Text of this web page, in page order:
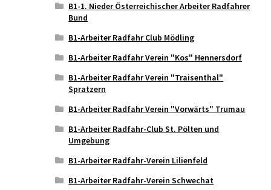
B1-1. Nieder Österreichischer Arbeiter Radfahrer
Bund
B1-Arbeiter Radfahr Club Mödling
B1-Arbeiter Radfahr Verein "Kos" Hennersdorf
B1-Arbeiter Radfahr Verein "Traisenthal"
Spratzern
B1-Arbeiter Radfahr Verein "Vorwärts" Trumau
B1-Arbeiter Radfahr-Club St. Pölten und
Umgebung
B1-Arbeiter Radfahr-Verein Lilienfeld
B1-Arbeiter Radfahr-Verein Schwechat